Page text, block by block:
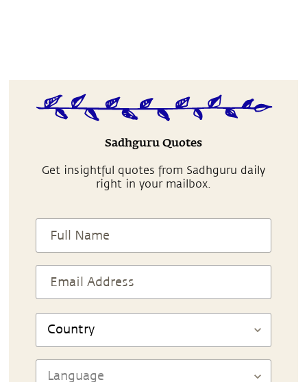
Sadhguru Quotes
Get insightful quotes from Sadhguru daily
right in your mailbox.